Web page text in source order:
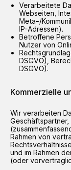
Verarbeitete
Webseiten,
Meta-/
IP-Adressen).
Betroffene
Nutzer von
DSGVO),
DSGVO).
Kommerzielle
Wir verarbeiten
Geschäftspartner,
Rahmen von
und im Rahmen
(oder